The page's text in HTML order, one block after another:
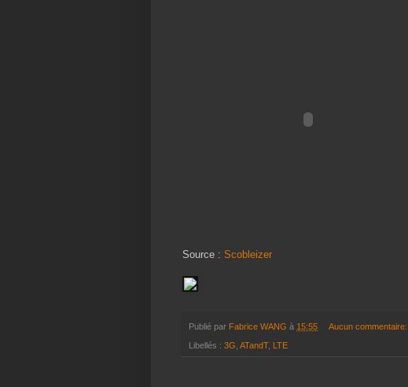
Source : Scobleizer
Publié par Fabrice WANG à 15:55 Aucun commentaire:
Libellés : 3G, ATandT, LTE